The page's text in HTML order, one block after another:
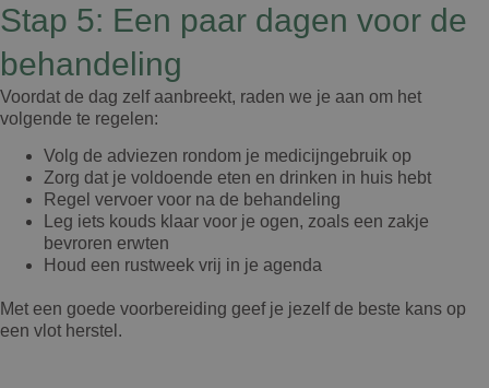
Stap 5: Een paar dagen voor de
behandeling
Voordat de dag zelf aanbreekt, raden we je aan om het
volgende te regelen:
Volg de adviezen rondom je medicijngebruik op
Zorg dat je voldoende eten en drinken in huis hebt
Regel vervoer voor na de behandeling
Leg iets kouds klaar voor je ogen, zoals een zakje
bevroren erwten
Houd een rustweek vrij in je agenda
Met een goede voorbereiding geef je jezelf de beste kans op
een vlot herstel.